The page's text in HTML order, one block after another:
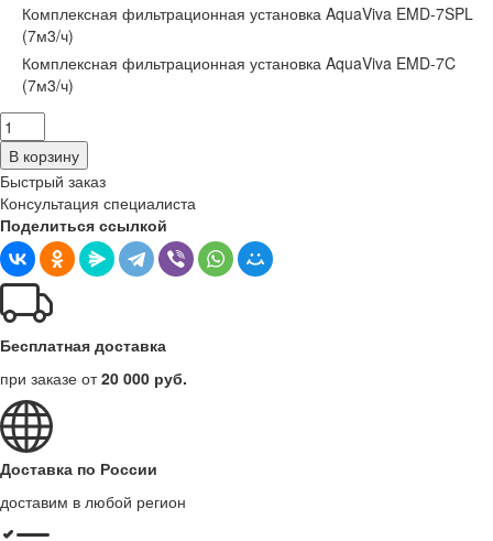
Комплексная фильтрационная установка AquaViva EMD-7SPL
(7м3/ч)
Комплексная фильтрационная установка AquaViva EMD-7C
(7м3/ч)
В корзину
Быстрый заказ
Консультация специалиста
Поделиться ссылкой
Бесплатная доставка
при заказе от20 000 руб.
Доставка по России
доставим в любой регион